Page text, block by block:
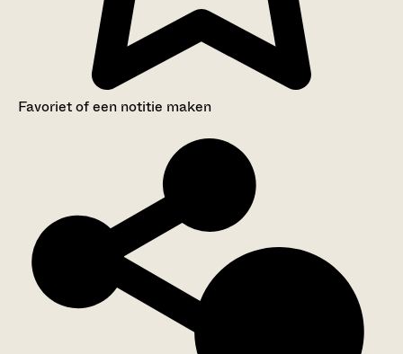
Favoriet of een notitie maken